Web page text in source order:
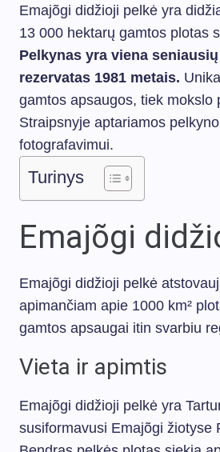
Emajõgi didžioji pelkė yra
13 000 hektarų gamtos plotas
Pelkynas yra viena
rezervatas 1981 metais.
gamtos apsaugos, tiek mokslo
Straipsnyje aptariamos
fotografavimui.
Turinys
Emajõgi
Emajõgi didžioji pelkė
apimančiam apie 1000 km²
gamtos apsaugai itin svarbiu
Vieta ir apimtis
Emajõgi didžioji pelkė yra
susiformavusi Emajõgi žiotyse